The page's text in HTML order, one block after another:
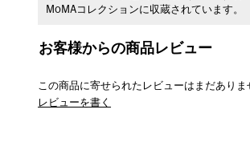
MoMAコレクションに収蔵されています。
お客様からの商品レビュー
この商品に寄せられたレビューはまだありま
レビューを書く